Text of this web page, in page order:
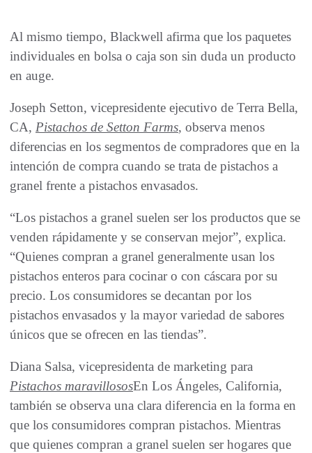
Al mismo tiempo, Blackwell afirma que los paquetes
individuales en bolsa o caja son sin duda un producto
en auge.
Joseph Setton, vicepresidente ejecutivo de Terra Bella,
CA, Pistachos de Setton Farms, observa menos
diferencias en los segmentos de compradores que en la
intención de compra cuando se trata de pistachos a
granel frente a pistachos envasados.
“Los pistachos a granel suelen ser los productos que se
venden rápidamente y se conservan mejor”, explica.
“Quienes compran a granel generalmente usan los
pistachos enteros para cocinar o con cáscara por su
precio. Los consumidores se decantan por los
pistachos envasados ​​y la mayor variedad de sabores
únicos que se ofrecen en las tiendas”.
Diana Salsa, vicepresidenta de marketing para
Pistachos maravillososEn Los Ángeles, California,
también se observa una clara diferencia en la forma en
que los consumidores compran pistachos. Mientras
que quienes compran a granel suelen ser hogares que